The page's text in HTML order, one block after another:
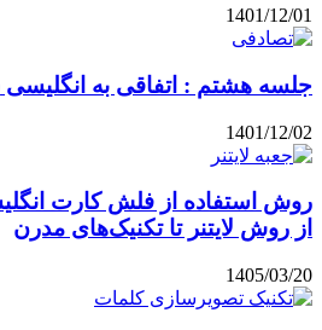
1401/12/01
جلسه هشتم : اتفاقی به
1401/12/02
روش استفاده از فلش کارت
از روش لایتنر تا تکنیک‌های مدرن
1405/03/20